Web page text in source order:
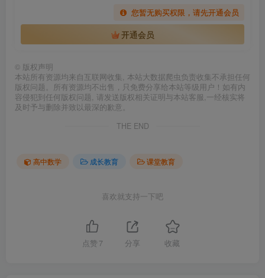
您暂无购买权限，请先开通会员
开通会员
© 版权声明
本站所有资源均来自互联网收集, 本站大数据爬虫负责收集不承担任何
版权问题。所有资源均不出售，只免费分享给本站等级用户！如有内
容侵犯到任何版权问题, 请发送版权相关证明与本站客服,一经核实将
及时予与删除并致以最深的歉意。
THE END
高中数学 成长教育 课堂教育
喜欢就支持一下吧
点赞 7 分享 收藏